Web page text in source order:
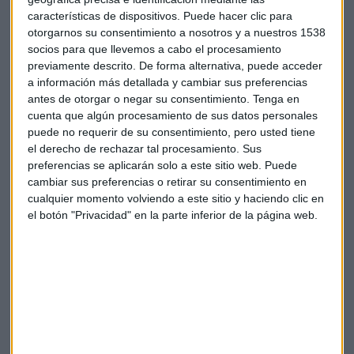
características de dispositivos. Puede hacer clic para
otorgarnos su consentimiento a nosotros y a nuestros 1538
socios para que llevemos a cabo el procesamiento
previamente descrito. De forma alternativa, puede acceder
a información más detallada y cambiar sus preferencias
antes de otorgar o negar su consentimiento. Tenga en
cuenta que algún procesamiento de sus datos personales
puede no requerir de su consentimiento, pero usted tiene
el derecho de rechazar tal procesamiento. Sus
preferencias se aplicarán solo a este sitio web. Puede
cambiar sus preferencias o retirar su consentimiento en
cualquier momento volviendo a este sitio y haciendo clic en
el botón "Privacidad" en la parte inferior de la página web.
y gestionar correctamente cualquier incidencia. Según
indicó,“cualquier cambio que se produzca o incidencia se
tiene que comunicar con la debida antelación”para
garantizar una tramitación adecuada.
“Te ayudamos”: acompañamiento personalizado
Uno de los elementos más valorados por las pequeñas y
medianas empresas es el servicioTe ayudamos, un canal de
apoyo directo. María lo definió como “un canal de ayuda…
dirigido a las empresas que tienen hasta 150 trabajadores”
cuyo objetivo es“acompañarles para que el registro y la